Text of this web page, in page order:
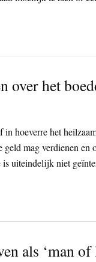
over het
in hoeverre het
mag verdienen
uiteindelijk niet
als ‘man